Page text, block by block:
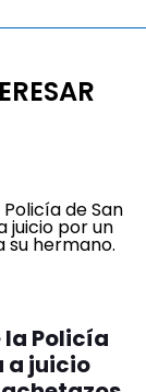
la Policía
a juicio